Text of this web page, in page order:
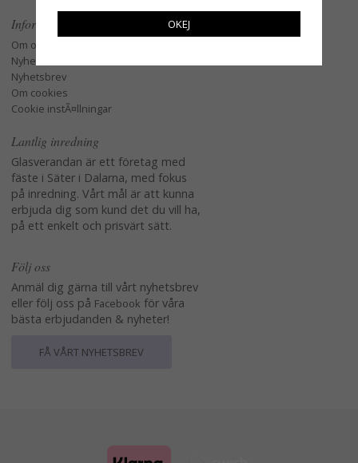
Information
Om oss
Nyheter
Nyhetsbrev
Om cookies
Cookie instÃ¤llningar
Lantlig inredning
Glasverandan är ett företag med
fäste i Säter i Dalarna, med fokus
på inredning. Vårt mål är att kunna
erbjuda dig som kund det du vill ha,
på ett enkelt och prisvärt sätt.
Följ oss
Anmäl dig gärna till vårt nyhetsbrev
eller följ oss på Facebook för våra
bästa erbjudanden & nyheter!
FÅ VÅRT NYHETSBREV
OKEJ